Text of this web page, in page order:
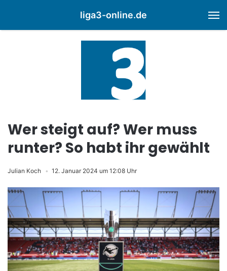
liga3-online.de
Wer steigt auf? Wer muss
runter? So habt ihr gewählt
Julian Koch 12. Januar 2024 um 12:08 Uhr